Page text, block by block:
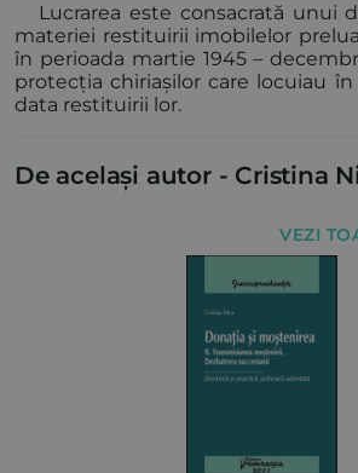
Lucrarea este consacrată unui
materiei restituirii imobilelor
în perioada martie 1945 –
protecția chiriașilor care locuiau
data restituirii lor.
De același autor - Cristina
VEZI